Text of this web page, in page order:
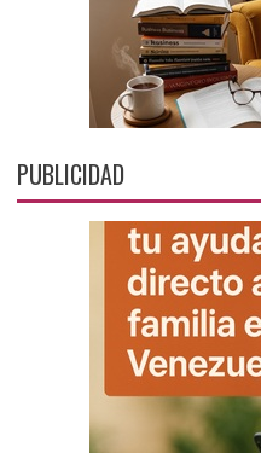
PUBLICIDAD